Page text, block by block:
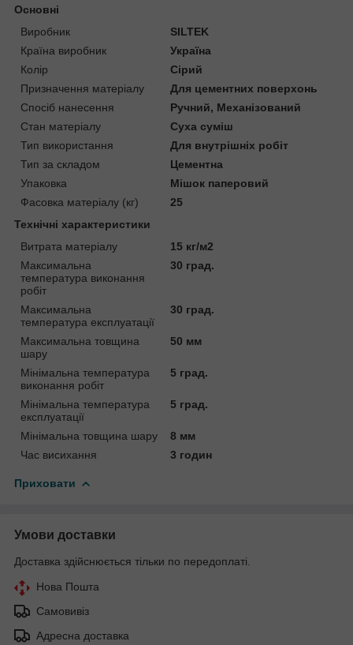
Основні
Виробник
SILTEK
Країна виробник
Україна
Колір
Сірий
Призначення матеріалу
Для цементних поверхонь
Спосіб нанесення
Ручний, Механізований
Стан матеріалу
Суха суміш
Тип використання
Для внутрішніх робіт
Тип за складом
Цементна
Упаковка
Мішок паперовий
Фасовка матеріалу (кг)
25
Технічні характеристики
Витрата матеріалу
15 кг/м2
Максимальна
температура виконання
робіт
30 град.
Максимальна
температура експлуатації
30 град.
Максимальна товщина
шару
50 мм
Мінімальна температура
виконання робіт
5 град.
Мінімальна температура
експлуатації
5 град.
Мінімальна товщина шару
8 мм
Час висихання
3 годин
Приховати
Умови доставки
Доставка здійснюється тільки по передоплаті.
Нова Пошта
Самовивіз
Адресна доставка